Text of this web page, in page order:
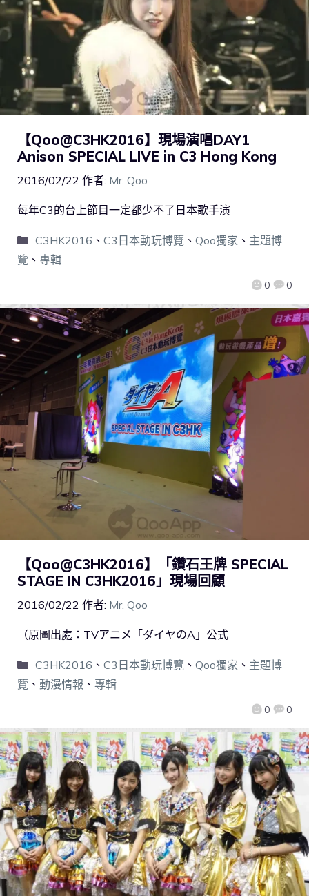
【Qoo@C3HK2016】現場演唱DAY1
Anison SPECIAL LIVE in C3 Hong Kong
2016/02/22 作者: Mr. Qoo
0 0
每年C3的台上節目一定都少不了日本歌手演
C3HK2016 、 C3日本動玩博覽 、 Qoo獨家 、 主題博
覽 、 專輯
【Qoo@C3HK2016】「鑽石王牌 SPECIAL
STAGE IN C3HK2016」現場回顧
2016/02/22 作者: Mr. Qoo
0 0
（原圖出處：TVアニメ「ダイヤのA」公式
C3HK2016 、 C3日本動玩博覽 、 Qoo獨家 、 主題博
覽 、 動漫情報 、 專輯